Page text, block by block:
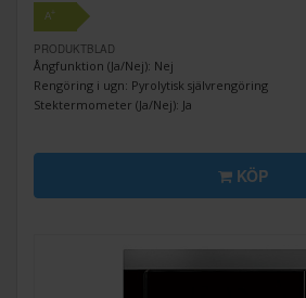
A+
PRODUKTBLAD
Ångfunktion (Ja/Nej): Nej
Rengöring i ugn: Pyrolytisk självrengöring
Stektermometer (Ja/Nej): Ja
KÖP